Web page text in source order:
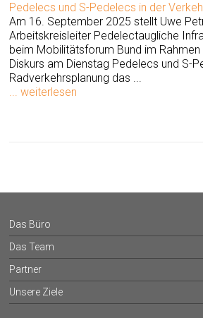
Pedelecs und S-Pedelecs in der
Am 16. September 2025 stellt Uwe
Arbeitskreisleiter Pedelectaugliche
beim Mobilitätsforum Bund im
Diskurs am Dienstag Pedelecs und S-
Radverkehrsplanung das ...
... weiterlesen
Das Büro
Das Team
Partner
Unsere Ziele